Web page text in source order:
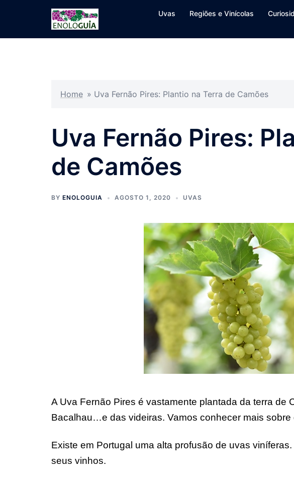
Uvas Regiões e Vinícolas
Home » Uva Fernão Pires: Plantio na Terra de Camões
Uva Fernão Pires:
de Camões
BY ENOLOGUIA AGOSTO 1, 2020 UVAS
A Uva Fernão Pires é vastamente plantada da terra de
Bacalhau…e das videiras. Vamos conhecer mais sobre
Existe em Portugal uma alta profusão de uvas
seus vinhos.